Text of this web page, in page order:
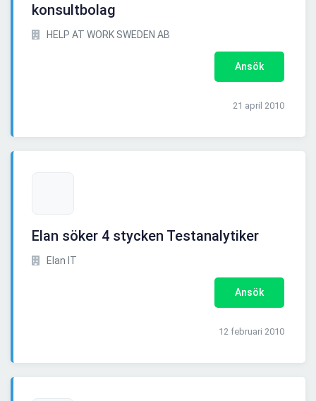
konsultbolag
HELP AT WORK SWEDEN AB
Ansök
21 april 2010
Elan söker 4 stycken Testanalytiker
Elan IT
Ansök
12 februari 2010